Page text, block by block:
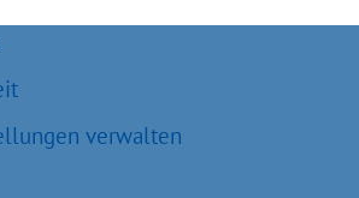
verwalten